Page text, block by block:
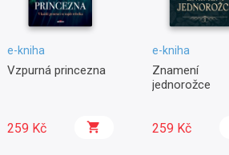
e-kniha
Vzpurná princezna
259 Kč
e-kniha
Znamení
jednorožce
259 Kč